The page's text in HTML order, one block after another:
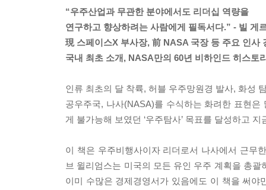
“우주산업과 무관한 분야에서도 리더십 역량을
연구하고 향상하려는 사람에게 필독서다.” - 빌 게
現 스페이스X 부사장, 前 NASA 국장 등 주요 인사
국내 최초 소개, NASA만의 60년 비하인드 히스토
인류 최초의 달 착륙, 허블 우주망원경 발사, 화성
공우주국, 나사(NASA)를 수식하는 화려한 표현
게 불가능해 보였던 ‘우주탐사’ 목표를 달성하고
이 책은 우주비행사이자 리더로서 나사에서 근무
브 윌리엄스는 미국의 모든 유인 우주 계획을 총
이미 수많은 경제경영서가 있음에도 이 책을 써야